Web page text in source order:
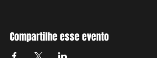
Compartilhe esse evento